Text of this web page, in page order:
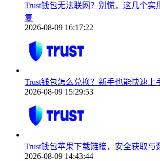
Trust钱包无法联网？别慌，这几个实
复
2026-08-09 16:17:22
Trust钱包怎么兑换？新手也能快速上
2026-08-09 15:29:53
Trust钱包苹果下载链接，安全获取与
2026-08-09 14:43:44